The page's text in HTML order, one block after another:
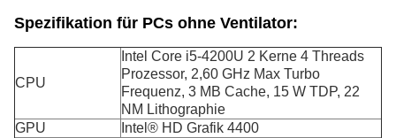
Spezifikation für PCs ohne Ventilator:
CPU
Intel Core i5-4200U 2 Kerne 4 Threads
Prozessor, 2,60 GHz Max Turbo
Frequenz, 3 MB Cache, 15 W TDP, 22
NM Lithographie
GPU
Intel® HD Grafik 4400